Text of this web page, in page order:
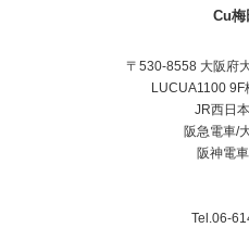
Cu梅
〒530-8558 大阪府
LUCUA1100 9F
JR西日
阪急電車/
阪神電
Tel.06-